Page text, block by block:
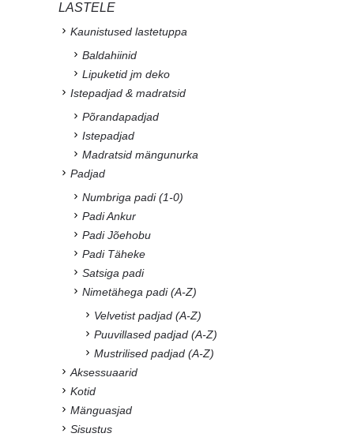
LASTELE
Kaunistused lastetuppa
Baldahiinid
Lipuketid jm deko
Istepadjad & madratsid
Põrandapadjad
Istepadjad
Madratsid mängunurka
Padjad
Numbriga padi (1-0)
Padi Ankur
Padi Jõehobu
Padi Täheke
Satsiga padi
Nimetähega padi (A-Z)
Velvetist padjad (A-Z)
Puuvillased padjad (A-Z)
Mustrilised padjad (A-Z)
Aksessuaarid
Kotid
Mänguasjad
Sisustus